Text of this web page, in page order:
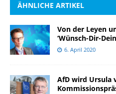
ÄHNLICHE ARTIKEL
Von der Leyen
‘Wünsch-Dir-
6. April 2020
AfD wird Ursula